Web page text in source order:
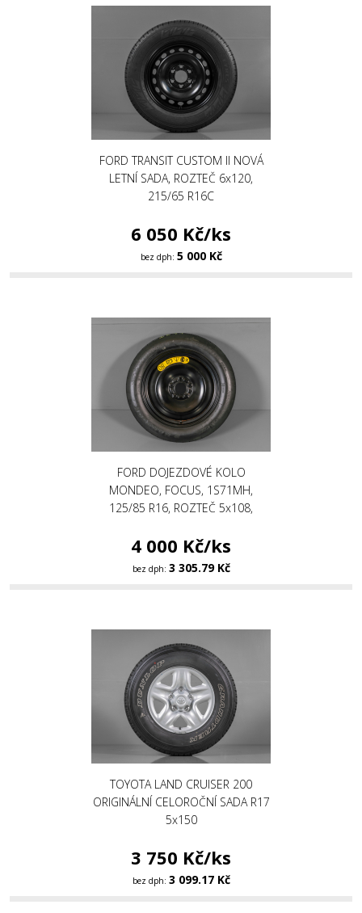
FORD TRANSIT CUSTOM II NOVÁ
LETNÍ SADA, ROZTEČ 6x120,
215/65 R16C
6 050 Kč/ks
bez dph: 5 000 Kč
FORD DOJEZDOVÉ KOLO
MONDEO, FOCUS, 1S71MH,
125/85 R16, ROZTEČ 5x108,
4 000 Kč/ks
bez dph: 3 305.79 Kč
TOYOTA LAND CRUISER 200
ORIGINÁLNÍ CELOROČNÍ SADA R17
5x150
3 750 Kč/ks
bez dph: 3 099.17 Kč